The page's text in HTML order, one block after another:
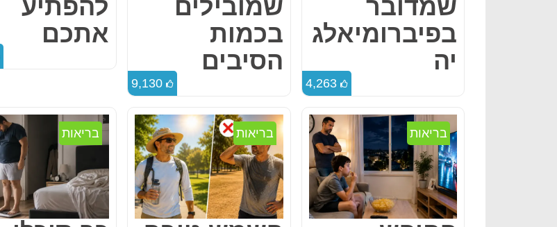
שמדובר
בפיברומיאלג
יה
4,263
שמובילים
בכמות
הסיבים
9,130
להפתיע
אתכם
בריאות בריאות בריאות